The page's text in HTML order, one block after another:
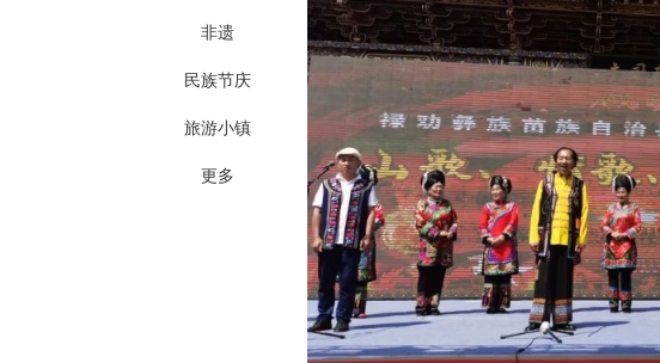
非遗
民族节庆
旅游小镇
更多